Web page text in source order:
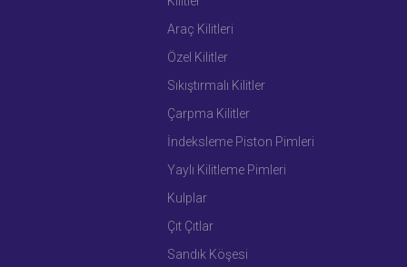
Araç Kilitleri
Özel Kilitler
Sıkıştırmalı Kilitler
Çarpma Kilitler
İndeksleme Piston Pimleri
Yaylı Kilitleme Pimleri
Kulplar
Çıt Çıtlar
Sandık Köşesi